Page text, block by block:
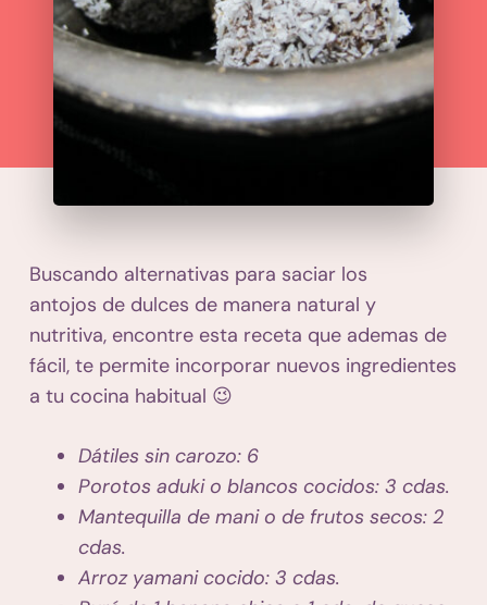
Buscando alternativas para saciar los
antojos de dulces de manera natural y
nutritiva, encontre esta receta que ademas de
fácil, te permite incorporar nuevos ingredientes
a tu cocina habitual 😉
Dátiles sin carozo: 6
Porotos aduki o blancos cocidos: 3 cdas.
Mantequilla de mani o de frutos secos: 2
cdas.
Arroz yamani cocido: 3 cdas.